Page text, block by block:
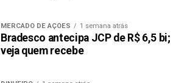
MERCADO DE AÇÕES 1 semana atrás
Bradesco antecipa JCP de R$ 6,5 bi;
veja quem recebe